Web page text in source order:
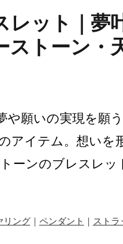
レット｜夢
ストーン・
や願いの実現を願
アイテム。想いを
ーンのブレスレッ
リング｜ ペンダント ｜ ストラ